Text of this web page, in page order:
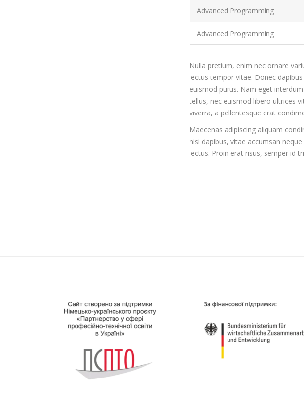
Advanced Programming
Advanced Programming
Nulla pretium, enim nec ornare
lectus tempor vitae. Donec
euismod purus. Nam eget
tellus, nec euismod libero ultrices
viverra, a pellentesque erat
Maecenas adipiscing aliquam
nisi dapibus, vitae accumsan
lectus. Proin erat risus, semper id